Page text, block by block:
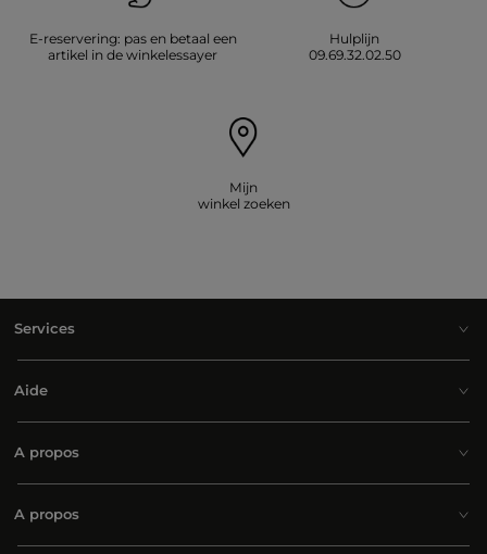
E-reservering: pas en betaal een
artikel in de winkelessayer
Hulplijn
09.69.32.02.50
Mijn
winkel zoeken
Services
Aide
A propos
A propos